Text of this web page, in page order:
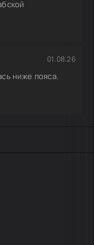
01.08.26
ниже пояса.